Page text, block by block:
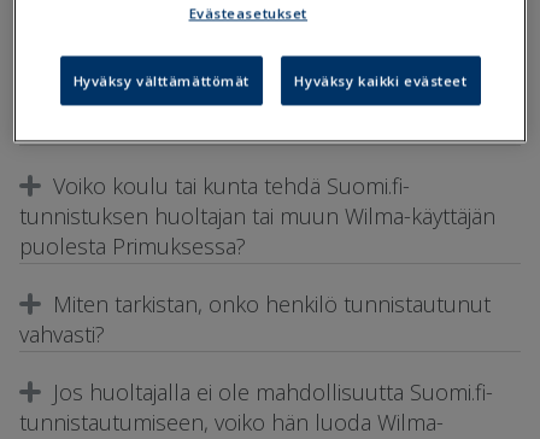
Haluamme Suomi.fi-palveluita käyttöön. Mistä
Voiko koulu tai kunta tehdä Suomi.fi-
tunnistuksen huoltajan tai muun Wilma-käyttäjän
puolesta Primuksessa?
Miten tarkistan, onko henkilö tunnistautunut
vahvasti?
Jos huoltajalla ei ole mahdollisuutta Suomi.fi-
tunnistautumiseen, voiko hän luoda Wilma-
Evästeasetukset
Hyväksy välttämättömät Hyväksy kaikki evästeet